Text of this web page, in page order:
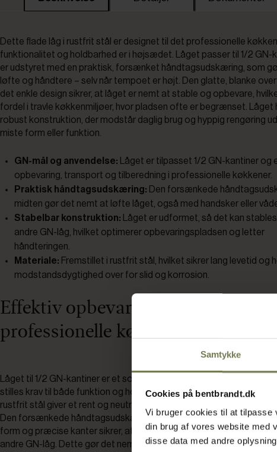
Samtykke
Cookies på bentbrandt.dk
Vi bruger cookies til at tilpasse
din brug af vores website med
disse data med andre
Dette flade låg i rustfrit stål er designet til det professionelle
funktionalitet og holdbarhed er i højsædet. Låget passer til 1/2 GN-
er udstyret med en praktisk, forsænket håndtagsudskæring, som
løfte og håndtere – selv når tempoet er højt. Den glatte, blanke
det enkle design sikrer, at låget er nemt at stable og opbevare,
fordel i travle køkkenmiljøer, hvor pladsen ofte er begrænset. Låget
robust konstruktion, der modstår daglig brug og hyppig rengøring
miste form eller funktion.
GN-mål og anvendelse: Låget er tilpasset 1/2 GN-kantiner og
opbevaring, transport og tilberedning i professionelle køkkener.
Praktisk håndtagsudskæring: Den forsænkede
midten gør det nemt at løfte låget, også med handsker eller
Stabelbar konstruktion: Låget er udformet, så det kan
andre GN-låg, hvilket optimerer opbevaringspladsen og letter
håndteringen.
Materiale: Fremstillet i rustfrit stål, hvilket sikrer lang levetid og
modstandsdygtighed over for slid og korrosion.
Effektiv opbevaring og håndtering
professionelle køkken
Låget til 1/2 GN-kantiner er et solidt valg til professionelle køkkener,
stilles krav til både funktion og holdbarhed. Den glatte, sølvfarvede
rustfrit stål giver et rent og neutralt udtryk, der passer ind i ethvert
Den forsænkede håndtagsudskæring gør det let at løfte låget,
form og præcise kanter sikrer, at låget kan stables effektivt sammen
andre GN-låg. Dette gør det nemt at organisere og opbevare flere